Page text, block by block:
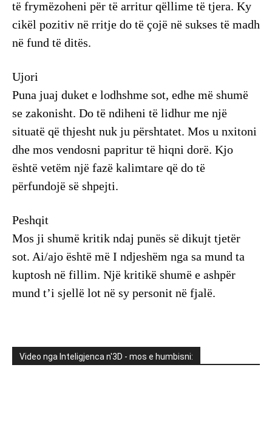
të frymëzoheni për të arritur qëllime të tjera. Ky
cikël pozitiv në rritje do të çojë në sukses të madh
në fund të ditës.
Ujori
Puna juaj duket e lodhshme sot, edhe më shumë
se zakonisht. Do të ndiheni të lidhur me një
situatë që thjesht nuk ju përshtatet. Mos u nxitoni
dhe mos vendosni papritur të hiqni dorë. Kjo
është vetëm një fazë kalimtare që do të
përfundojë së shpejti.
Peshqit
Mos ji shumë kritik ndaj punës së dikujt tjetër
sot. Ai/ajo është më I ndjeshëm nga sa mund ta
kuptosh në fillim. Një kritikë shumë e ashpër
mund t’i sjellë lot në sy personit në fjalë.
Video nga Inteligjenca n'3D - mos e humbisni: